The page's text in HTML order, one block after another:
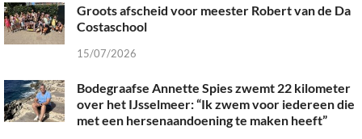
Groots afscheid voor meester Robert van de Da
Costaschool
15/07/2026
Bodegraafse Annette Spies zwemt 22 kilometer
over het IJsselmeer: “Ik zwem voor iedereen die
met een hersenaandoening te maken heeft”